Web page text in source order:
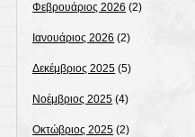
Φεβρουάριος 2026 (2)
Ιανουάριος 2026 (2)
Δεκέμβριος 2025 (5)
Νοέμβριος 2025 (4)
Οκτώβριος 2025 (2)